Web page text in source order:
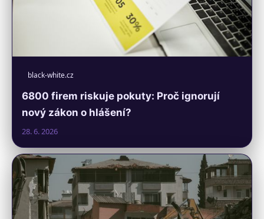
black-white.cz
6800 firem riskuje pokuty: Proč ignorují
nový zákon o hlášení?
28. 6. 2026